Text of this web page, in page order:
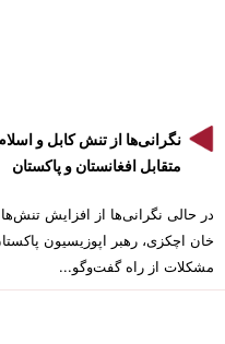
نگرانی‌ها از تنش کابل و
متقابل افغانستان و پاکستان
در حالی نگرانی‌ها از افزایش
خان اچکزی، رهبر اپوزیسیون
مشکلات از راه گفت‌وگو...